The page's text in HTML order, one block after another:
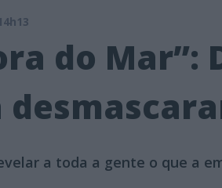
do
a toda a gente o que a